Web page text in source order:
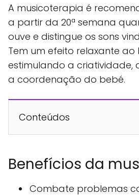
A musicoterapia é
a partir da 20ª semana
ouve e distingue os sons
Tem um efeito relaxante ao
estimulando a criatividade,
a coordenação do bebé.
Conteúdos
Benefícios da
Combate problemas